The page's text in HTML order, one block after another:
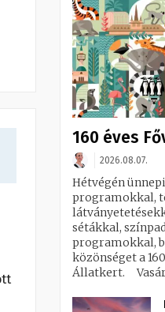
160 éves
2026.08.07.
Hétvégén
programokkal,
sétákkal,
programokkal,
közönséget a
Állatkert.